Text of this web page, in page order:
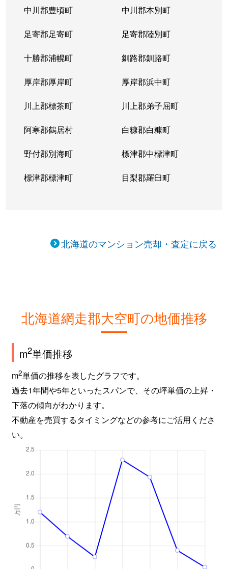
中川郡豊頃町 中川郡本別町
足寄郡足寄町 足寄郡陸別町
十勝郡浦幌町 釧路郡釧路町
厚岸郡厚岸町 厚岸郡浜中町
川上郡標茶町 川上郡弟子屈町
阿寒郡鶴居村 白糠郡白糠町
野付郡別海町 標津郡中標津町
標津郡標津町 目梨郡羅臼町
北海道のマンション売却・査定に戻る
北海道網走郡大空町の地価推移
m2単価推移
m2単価の推移を表したグラフです。
過去1年間や5年といったスパンで、その坪単価の上昇・
下落の傾向がわかります。
不動産を売買するタイミングなどの参考にご活用くださ
い。